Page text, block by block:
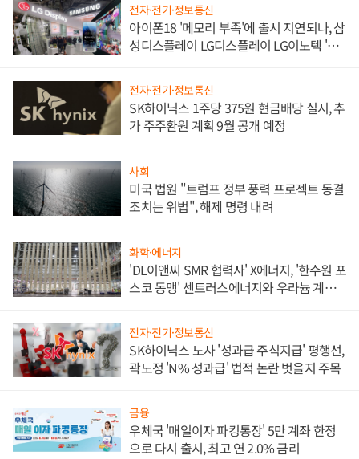
전자·전기·정보통신
아이폰18 '메모리 부족'에 출시 지연되나, 삼
성디스플레이 LG디스플레이 LG이노텍 '탈
전자·전기·정보통신
SK하이닉스 1주당 375원 현금배당 실시, 추
가 주주환원 계획 9월 공개 예정
사회
미국 법원 "트럼프 정부 풍력 프로젝트 동결
조치는 위법", 해제 명령 내려
화학·에너지
'DL이앤씨 SMR 협력사' X에너지, '한수원 포
스코 동맹' 센트러스에너지와 우라늄 계약
전자·전기·정보통신
SK하이닉스 노사 '성과급 주식지급' 평행선,
곽노정 'N% 성과급' 법적 논란 벗을지 주목
금융
우체국 '매일이자 파킹통장' 5만 계좌 한정
으로 다시 출시, 최고 연 2.0% 금리